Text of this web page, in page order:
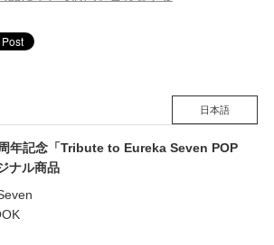
日本語
年記念「Tribute to Eureka Seven POP
ナル商品